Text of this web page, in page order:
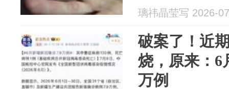
璃祎晶莹写 2026-
破案了！近
烧，原来：6
万例